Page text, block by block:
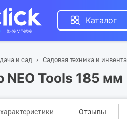
Каталог
и сад Садовая техника и
NEO Tools 185
Отзывы